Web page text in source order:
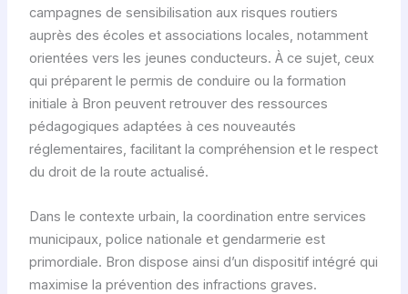
campagnes de sensibilisation aux risques routiers
auprès des écoles et associations locales, notamment
orientées vers les jeunes conducteurs. À ce sujet, ceux
qui préparent le permis de conduire ou la formation
initiale à Bron peuvent retrouver des ressources
pédagogiques adaptées à ces nouveautés
réglementaires, facilitant la compréhension et le respect
du droit de la route actualisé.
Dans le contexte urbain, la coordination entre services
municipaux, police nationale et gendarmerie est
primordiale. Bron dispose ainsi d’un dispositif intégré qui
maximise la prévention des infractions graves.